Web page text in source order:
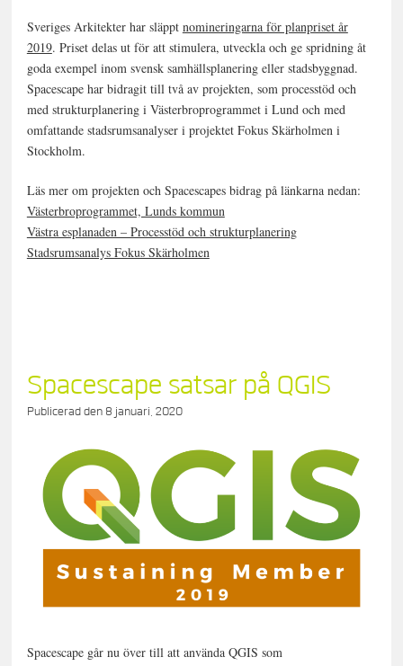
Sveriges Arkitekter har släppt nomineringarna för planpriset år
2019. Priset delas ut för att stimulera, utveckla och ge spridning åt
goda exempel inom svensk samhällsplanering eller stadsbyggnad.
Spacescape har bidragit till två av projekten, som processtöd och
med strukturplanering i Västerbroprogrammet i Lund och med
omfattande stadsrumsanalyser i projektet Fokus Skärholmen i
Stockholm.
Läs mer om projekten och Spacescapes bidrag på länkarna nedan:
Västerbroprogrammet, Lunds kommun
Västra esplanaden – Processtöd och strukturplanering
Stadsrumsanalys Fokus Skärholmen
Spacescape satsar på QGIS
Publicerad den 8 januari, 2020
Spacescape går nu över till att använda QGIS som